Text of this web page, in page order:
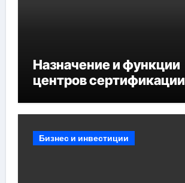
Назначение и функции
центров сертификации
Бизнес и инвестиции